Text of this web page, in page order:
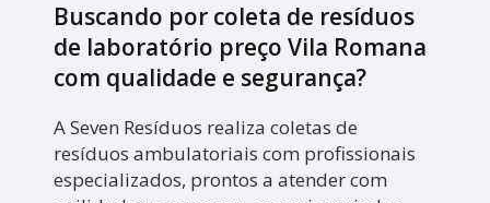
Buscando por coleta de resíduos
de laboratório preço Vila Romana
com qualidade e segurança?
A Seven Resíduos realiza coletas de
resíduos ambulatoriais com profissionais
especializados, prontos a atender com